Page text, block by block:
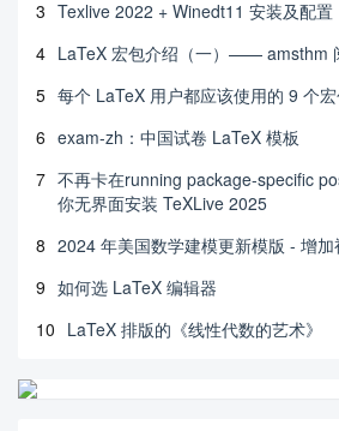
3 Texlive 2022 + Winedt11 安装及配置
4 LaTeX 宏包介绍（一）—— amsthm
5 每个 LaTeX 用户都应该使用的 9 个
6 exam-zh：中国试卷 LaTeX 模板
7 不再卡在running package-specific
你无界面安装 TeXLive 2025
8 2024 年美国数学建模更新模版 - 增加
9 如何选 LaTeX 编辑器
10 LaTeX 排版的《线性代数的艺术》